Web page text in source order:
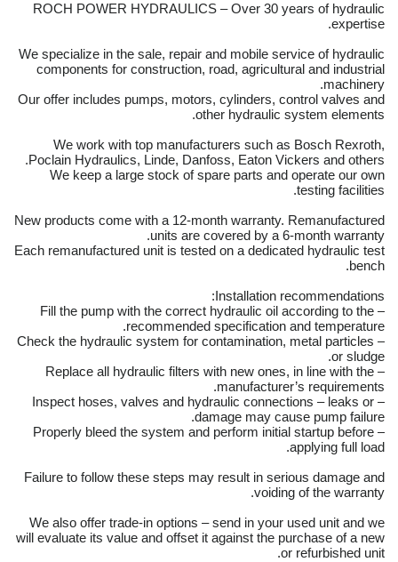
ROCH POWER HYDRAULICS – Over 30 years of hydraulic
expertise.
We specialize in the sale, repair and mobile service of hydraulic
components for construction, road, agricultural and industrial
machinery.
Our offer includes pumps, motors, cylinders, control valves and
other hydraulic system elements.
We work with top manufacturers such as Bosch Rexroth,
Poclain Hydraulics, Linde, Danfoss, Eaton Vickers and others.
We keep a large stock of spare parts and operate our own
testing facilities.
New products come with a 12-month warranty. Remanufactured
units are covered by a 6-month warranty.
Each remanufactured unit is tested on a dedicated hydraulic test
bench.
Installation recommendations:
– Fill the pump with the correct hydraulic oil according to the
recommended specification and temperature.
– Check the hydraulic system for contamination, metal particles
or sludge.
– Replace all hydraulic filters with new ones, in line with the
manufacturer’s requirements.
– Inspect hoses, valves and hydraulic connections – leaks or
damage may cause pump failure.
– Properly bleed the system and perform initial startup before
applying full load.
Failure to follow these steps may result in serious damage and
voiding of the warranty.
We also offer trade-in options – send in your used unit and we
will evaluate its value and offset it against the purchase of a new
or refurbished unit.